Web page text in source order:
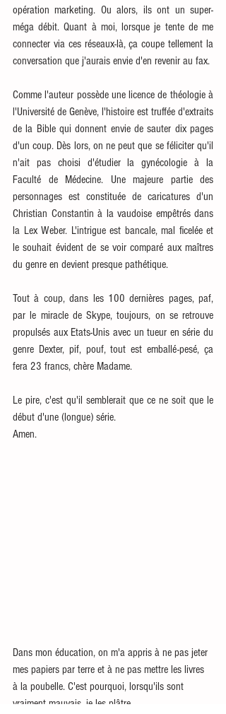
opération marketing. Ou alors, ils ont un super-
méga débit. Quant à moi, lorsque je tente de me
connecter via ces réseaux-là, ça coupe tellement la
conversation que j'aurais envie d'en revenir au fax.
Comme l'auteur possède une licence de théologie à
l'Université de Genève, l'histoire est truffée d'extraits
de la Bible qui donnent envie de sauter dix pages
d'un coup. Dès lors, on ne peut que se féliciter qu'il
n'ait pas choisi d'étudier la gynécologie à la
Faculté de Médecine. Une majeure partie des
personnages est constituée de caricatures d'un
Christian Constantin à la vaudoise empêtrés dans
la Lex Weber. L'intrigue est bancale, mal ficelée et
le souhait évident de se voir comparé aux maîtres
du genre en devient presque pathétique.
Tout à coup, dans les 100 dernières pages, paf,
par le miracle de Skype, toujours, on se retrouve
propulsés aux Etats-Unis avec un tueur en série du
genre Dexter, pif, pouf, tout est emballé-pesé, ça
fera 23 francs, chère Madame.
Le pire, c'est qu'il semblerait que ce ne soit que le
début d'une (longue) série.
Amen.
Dans mon éducation, on m'a appris à ne pas jeter
mes papiers par terre et à ne pas mettre les livres
à la poubelle. C'est pourquoi, lorsqu'ils sont
vraiment mauvais, je les plâtre.